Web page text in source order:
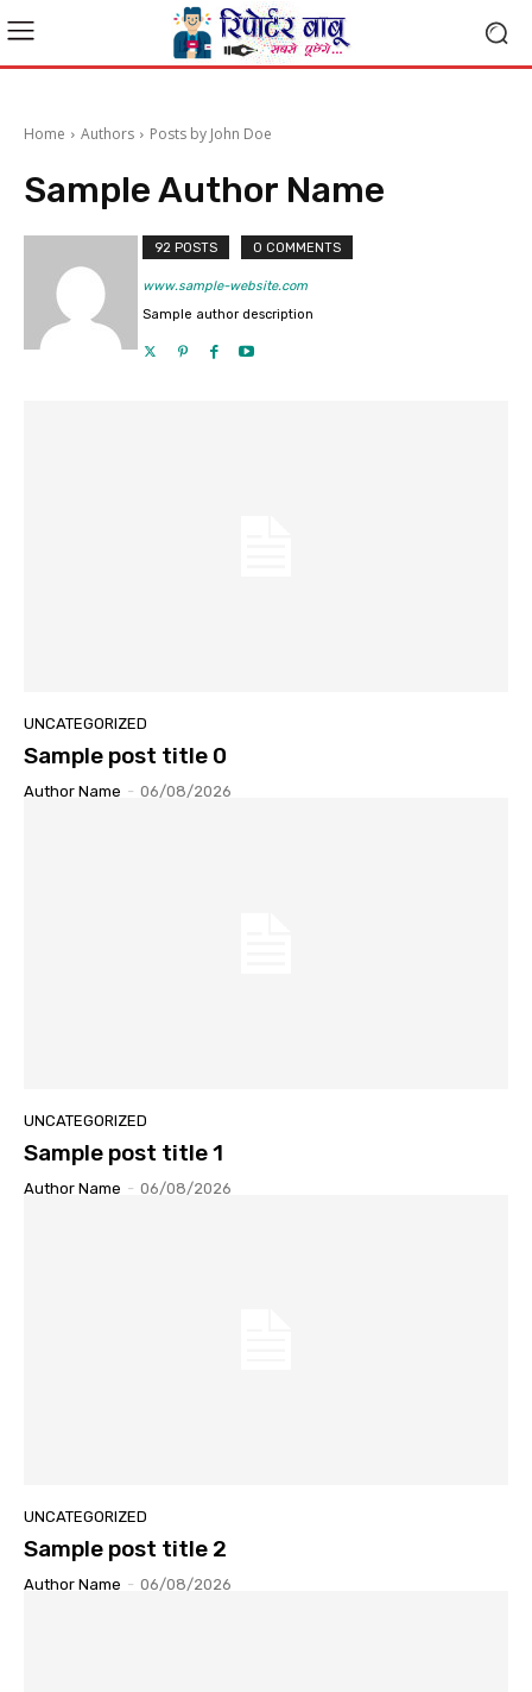
Home Authors Posts by John Doe
Sample Author Name
92 POSTS 0 COMMENTS
www.sample-website.com
Sample author description
UNCATEGORIZED
Sample post title 0
Author Name - 06/08/2026
UNCATEGORIZED
Sample post title 1
Author Name - 06/08/2026
UNCATEGORIZED
Sample post title 2
Author Name - 06/08/2026